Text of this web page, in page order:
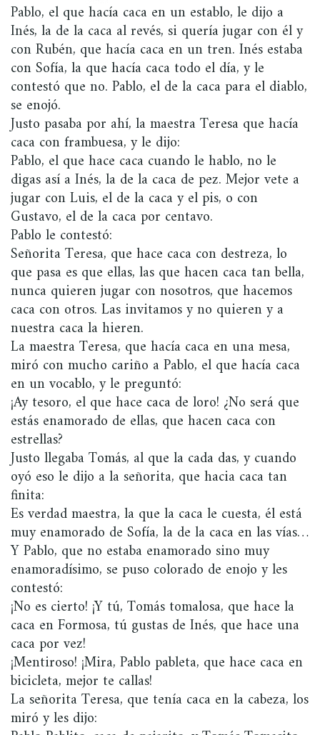
Pablo, el que hacía caca en un establo, le dijo a
Inés, la de la caca al revés, si quería jugar con él y
con Rubén, que hacía caca en un tren. Inés estaba
con Sofía, la que hacía caca todo el día, y le
contestó que no. Pablo, el de la caca para el diablo,
se enojó.
Justo pasaba por ahí, la maestra Teresa que hacía
caca con frambuesa, y le dijo:
Pablo, el que hace caca cuando le hablo, no le
digas así a Inés, la de la caca de pez. Mejor vete a
jugar con Luis, el de la caca y el pis, o con
Gustavo, el de la caca por centavo.
Pablo le contestó:
Señorita Teresa, que hace caca con destreza, lo
que pasa es que ellas, las que hacen caca tan bella,
nunca quieren jugar con nosotros, que hacemos
caca con otros. Las invitamos y no quieren y a
nuestra caca la hieren.
La maestra Teresa, que hacía caca en una mesa,
miró con mucho cariño a Pablo, el que hacía caca
en un vocablo, y le preguntó:
¡Ay tesoro, el que hace caca de loro! ¿No será que
estás enamorado de ellas, que hacen caca con
estrellas?
Justo llegaba Tomás, al que la cada das, y cuando
oyó eso le dijo a la señorita, que hacia caca tan
finita:
Es verdad maestra, la que la caca le cuesta, él está
muy enamorado de Sofía, la de la caca en las vías…
Y Pablo, que no estaba enamorado sino muy
enamoradísimo, se puso colorado de enojo y les
contestó:
¡No es cierto! ¡Y tú, Tomás tomalosa, que hace la
caca en Formosa, tú gustas de Inés, que hace una
caca por vez!
¡Mentiroso! ¡Mira, Pablo pableta, que hace caca en
bicicleta, mejor te callas!
La señorita Teresa, que tenía caca en la cabeza, los
miró y les dijo: